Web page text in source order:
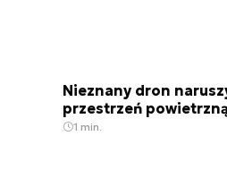
Nieznany dron
przestrzeń
1 min.